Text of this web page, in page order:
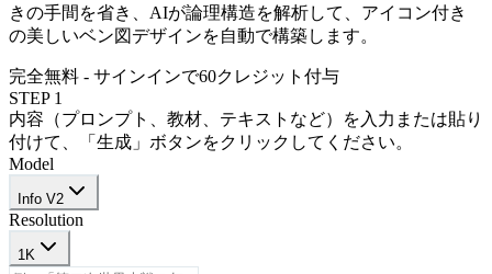
きの手間を省き、AIが論理構造を解析して、アイコン付き
の美しいベン図デザインを自動で構築します。
完全無料 - サインインで60クレジット付与
STEP 1
内容（プロンプト、教材、テキストなど）を入力または貼り
付けて、「生成」ボタンをクリックしてください。
Model
Info V2
Resolution
1K